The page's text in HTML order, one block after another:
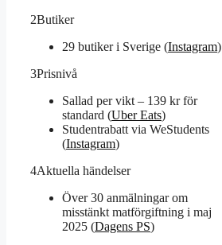
2Butiker
29 butiker i Sverige (Instagram)
3Prisnivå
Sallad per vikt – 139 kr för
standard (Uber Eats)
Studentrabatt via WeStudents
(Instagram)
4Aktuella händelser
Över 30 anmälningar om
misstänkt matförgiftning i maj
2025 (Dagens PS)